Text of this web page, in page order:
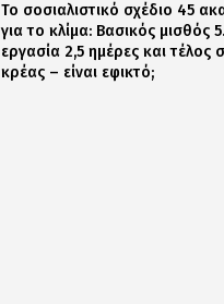
Το σοσιαλιστικό σχέδιο 45
για το κλίμα: Βασικός μισθός
εργασία 2,5 ημέρες και τέλος
κρέας – είναι εφικτό;